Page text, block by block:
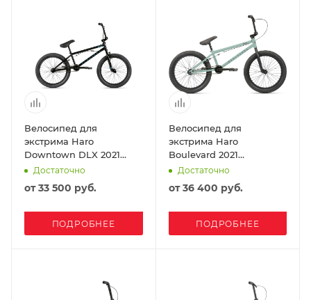
Велосипед для
экстрима Haro
Downtown DLX 2021
Black
Достаточно
от33 500 руб.
ПОДРОБНЕЕ
Велосипед для
экстрима Haro
Boulevard 2021
Turquoise
Достаточно
от36 400 руб.
ПОДРОБНЕЕ